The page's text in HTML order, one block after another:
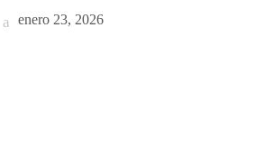
enero 23, 2026